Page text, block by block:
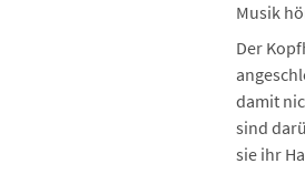
Musik
Der
damit
sind
sie ihr